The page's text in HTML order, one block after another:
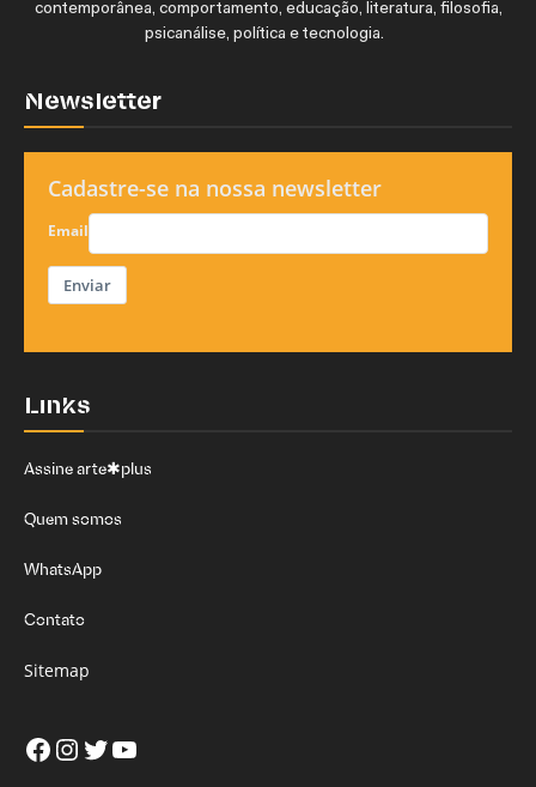
contemporânea, comportamento, educação, literatura, filosofia,
psicanálise, política e tecnologia.
Newsletter
Cadastre-se na nossa newsletter
Email
Enviar
Links
Assine arte✱plus
Quem somos
WhatsApp
Contato
Sitemap
Facebook
Instagram
Twitter
Youtube